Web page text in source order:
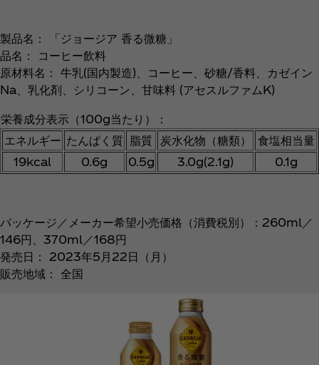
製品名： 「ジョージア 香る微糖」
品名： コーヒー飲料
原材料名： 牛乳(国内製造)、コーヒー、砂糖/香料、カゼイン
Na、乳化剤、シリコーン、甘味料 (アセスルファムK)
栄養成分表示（100g当たり）：
エネルギー たんぱく質 脂質 炭水化物（糖類）
食塩相当量
19kcal
0.6g 0.5g 3.0g(2.1g) 0.1g
パッケージ／メーカー希望小売価格（消費税別）：260ml／
146円、370ml／168円
発売日： 2023年5月22日（月）
販売地域： 全国